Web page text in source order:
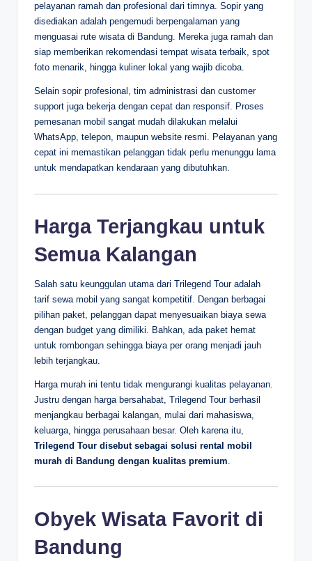
pelayanan ramah dan profesional dari timnya. Sopir yang
disediakan adalah pengemudi berpengalaman yang
menguasai rute wisata di Bandung. Mereka juga ramah dan
siap memberikan rekomendasi tempat wisata terbaik, spot
foto menarik, hingga kuliner lokal yang wajib dicoba.
Selain sopir profesional, tim administrasi dan customer
support juga bekerja dengan cepat dan responsif. Proses
pemesanan mobil sangat mudah dilakukan melalui
WhatsApp, telepon, maupun website resmi. Pelayanan yang
cepat ini memastikan pelanggan tidak perlu menunggu lama
untuk mendapatkan kendaraan yang dibutuhkan.
Harga Terjangkau untuk
Semua Kalangan
Salah satu keunggulan utama dari Trilegend Tour adalah
tarif sewa mobil yang sangat kompetitif. Dengan berbagai
pilihan paket, pelanggan dapat menyesuaikan biaya sewa
dengan budget yang dimiliki. Bahkan, ada paket hemat
untuk rombongan sehingga biaya per orang menjadi jauh
lebih terjangkau.
Harga murah ini tentu tidak mengurangi kualitas pelayanan.
Justru dengan harga bersahabat, Trilegend Tour berhasil
menjangkau berbagai kalangan, mulai dari mahasiswa,
keluarga, hingga perusahaan besar. Oleh karena itu,
Trilegend Tour disebut sebagai solusi rental mobil
murah di Bandung dengan kualitas premium
Obyek Wisata Favorit di
Bandung